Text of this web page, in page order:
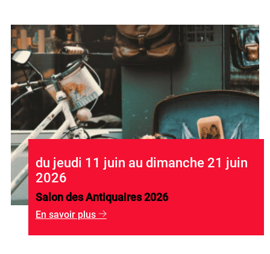
du jeudi 11 juin au dimanche 21 juin
2026
Salon des Antiquaires 2026
En savoir plus g